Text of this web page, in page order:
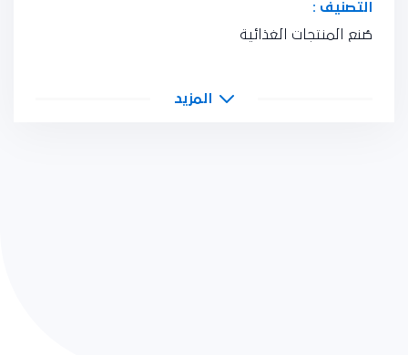
التصنيف :
صُنع المنتجات الغذائية
المزيد